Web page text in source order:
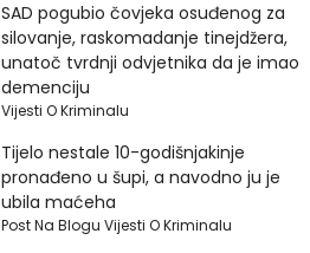
SAD pogubio čovjeka osuđenog za
silovanje, raskomadanje tinejdžera,
unatoč tvrdnji odvjetnika da je imao
demenciju
Vijesti O Kriminalu
Tijelo nestale 10-godišnjakinje
pronađeno u šupi, a navodno ju je
ubila maćeha
Post Na Blogu Vijesti O Kriminalu